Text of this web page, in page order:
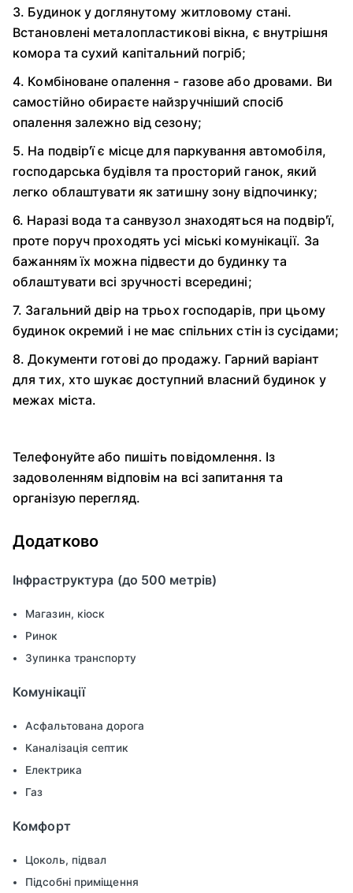
3. Будинок у доглянутому житловому стані.
Встановлені металопластикові вікна, є внутрішня
комора та сухий капітальний погріб;
4. Комбіноване опалення - газове або дровами. Ви
самостійно обираєте найзручніший спосіб
опалення залежно від сезону;
5. На подвір'ї є місце для паркування автомобіля,
господарська будівля та просторий ганок, який
легко облаштувати як затишну зону відпочинку;
6. Наразі вода та санвузол знаходяться на подвір'ї,
проте поруч проходять усі міські комунікації. За
бажанням їх можна підвести до будинку та
облаштувати всі зручності всередині;
7. Загальний двір на трьох господарів, при цьому
будинок окремий і не має спільних стін із сусідами;
8. Документи готові до продажу. Гарний варіант
для тих, хто шукає доступний власний будинок у
межах міста.
Телефонуйте або пишіть повідомлення. Із
задоволенням відповім на всі запитання та
організую перегляд.
Додатково
Інфраструктура (до 500 метрів)
Магазин, кіоск
Ринок
Зупинка транспорту
Комунікації
Асфальтована дорога
Каналізація септик
Електрика
Газ
Комфорт
Цоколь, підвал
Підсобні приміщення